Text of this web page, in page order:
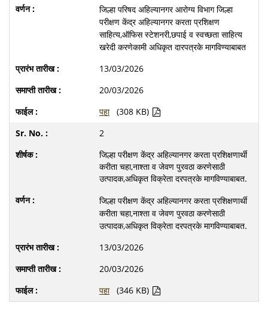
जिल्हा परिषद अहिल्यानगर आरोग्य विभाग जिल्हा
परीक्षण केंद्र अहिल्यानगर करता प्रशिक्षण
साहित्य,ऑफिस स्टेशनरी,छपाई व स्वच्छता साहित्य
खरेदी करणेकामी अधिकृत दारपत्रके मागविण्याबाबत
13/03/2026
20/03/2026
पहा
(308 KB)
2
जिल्हा परीक्षण केंद्र अहिल्यानगर करता प्रशिक्षणार्थी
करीता चहा,नाश्ता व जेवण पुरवठा करणेसाठी
उत्पादक,अधिकृत विक्रेता दरपत्रके मागविण्याबाबत.
जिल्हा परीक्षण केंद्र अहिल्यानगर करता प्रशिक्षणार्थी
करीता चहा,नाश्ता व जेवण पुरवठा करणेसाठी
उत्पादक,अधिकृत विक्रेता दरपत्रके मागविण्याबाबत.
13/03/2026
20/03/2026
पहा
(346 KB)